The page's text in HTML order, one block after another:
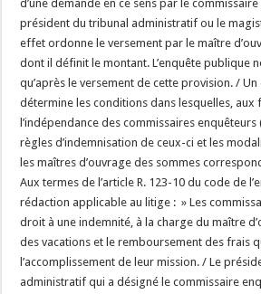
d’une demande en ce sens par le
président du tribunal administratif ou le
effet ordonne le versement par le maître
dont il définit le montant. L’enquête publique
qu’après le versement de cette provision. / Un
détermine les conditions dans lesquelles, aux
l’indépendance des commissaires
règles d’indemnisation de ceux-ci et les
les maîtres d’ouvrage des sommes
Aux termes de l’article R. 123-10 du code de
rédaction applicable au litige : » Les
droit à une indemnité, à la charge du maître
des vacations et le remboursement des frais
l’accomplissement de leur mission. / Le
administratif qui a désigné le commissaire